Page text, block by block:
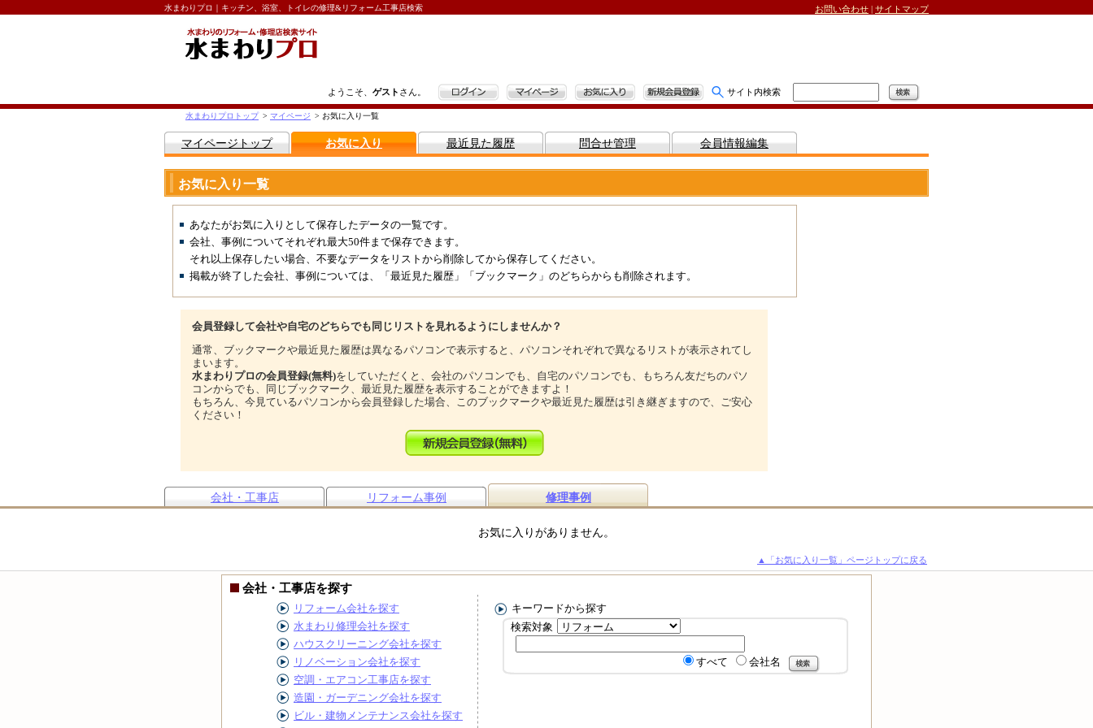
水まわりプロ｜キッチン、浴室、トイレの修理&リフォーム工事店検索 お問い合わせ | サイトマップ
ようこそ、 ゲスト さん。 ログイン マイページ お気に入り 新規会員登録 サイト内検索
水まわりプロトップ > マイページ > お気に入り一覧
マイページトップ お気に入り 最近見た履歴 問合せ管理 会員情報編集
お気に入り一覧
あなたがお気に入りとして保存したデータの一覧です。
会社、事例についてそれぞれ最大50件まで保存できます。
それ以上保存したい場合、不要なデータをリストから削除してから保存してください。
掲載が終了した会社、事例については、「最近見た履歴」「ブックマーク」のどちらからも削除されます。
会員登録して会社や自宅のどちらでも同じリストを見れるようにしませんか？
通常、ブックマークや最近見た履歴は異なるパソコンで表示すると、パソコンそれぞれで異なるリストが表示されてし
まいます。
水まわりプロの会員登録(無料)をしていただくと、会社のパソコンでも、自宅のパソコンでも、もちろん友だちのパソ
コンからでも、同じブックマーク、最近見た履歴を表示することができますよ！
もちろん、今見ているパソコンから会員登録した場合、このブックマークや最近見た履歴は引き継ぎますので、ご安心
ください！
会社・工事店 リフォーム事例 修理事例
お気に入りがありません。
▲「お気に入り一覧」ページトップに戻る
会社・工事店を探す
リフォーム会社を探す
水まわり修理会社を探す
ハウスクリーニング会社を探す
リノベーション会社を探す
空調・エアコン工事店を探す
造園・ガーデニング会社を探す
ビル・建物メンテナンス会社を探す
キーワードから探す
検索対象
すべて 会社名